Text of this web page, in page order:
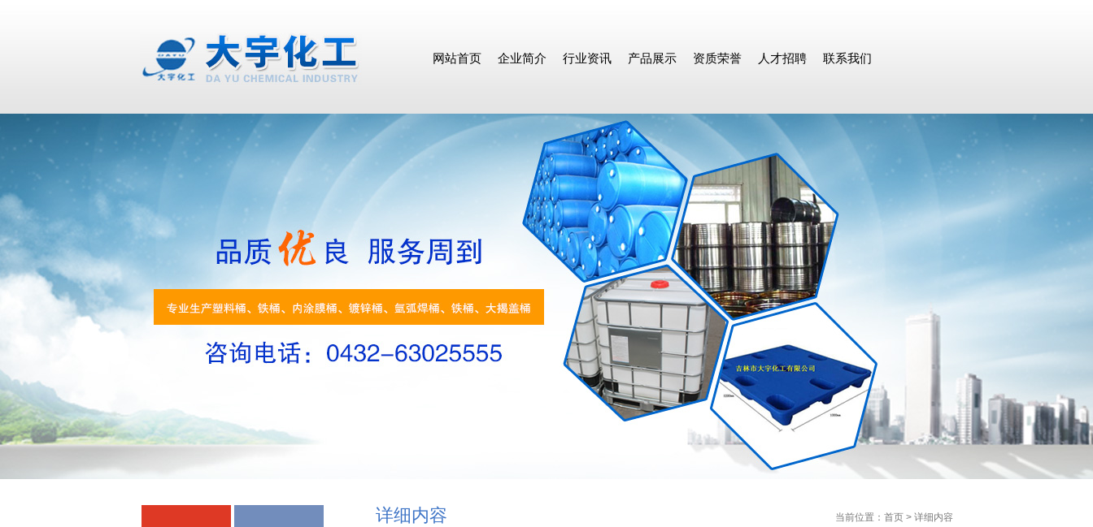
网站首页 企业简介 行业资讯 产品展示 资质荣誉 人才招聘 联系我们
详细内容 当前位置：首页 > 详细内容